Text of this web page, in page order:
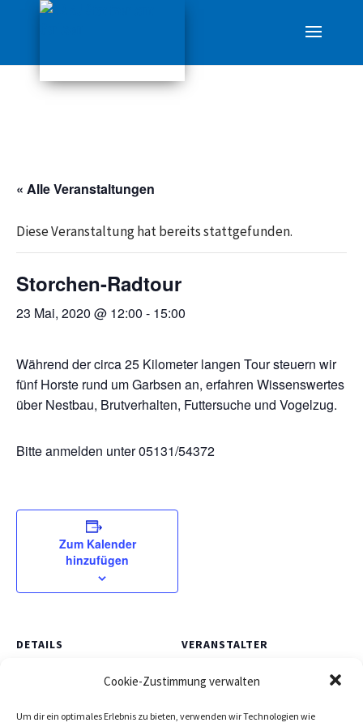
Cookie-Zustimmung verwalten
Um dir ein optimales Erlebnis zu bieten, verwenden wir Technologien wie
« Alle Veranstaltungen
Diese Veranstaltung hat bereits stattgefunden.
Storchen-Radtour
23 Mai, 2020 @ 12:00 - 15:00
Während der circa 25 Kilometer langen Tour steuern wir
fünf Horste rund um Garbsen an, erfahren Wissenswertes
über Nestbau, Brutverhalten, Futtersuche und Vogelzug.
Bitte anmelden unter 05131/54372
Zum Kalender
hinzufügen
DETAILS VERANSTALTER
Silvia Münkel